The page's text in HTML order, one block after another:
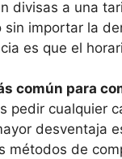
divisas a una
importar la
es que el
común para
pedir cualquier
desventaja
métodos de